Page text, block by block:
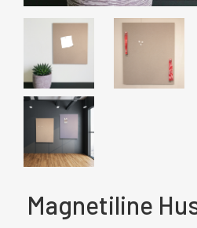
Magnetiline